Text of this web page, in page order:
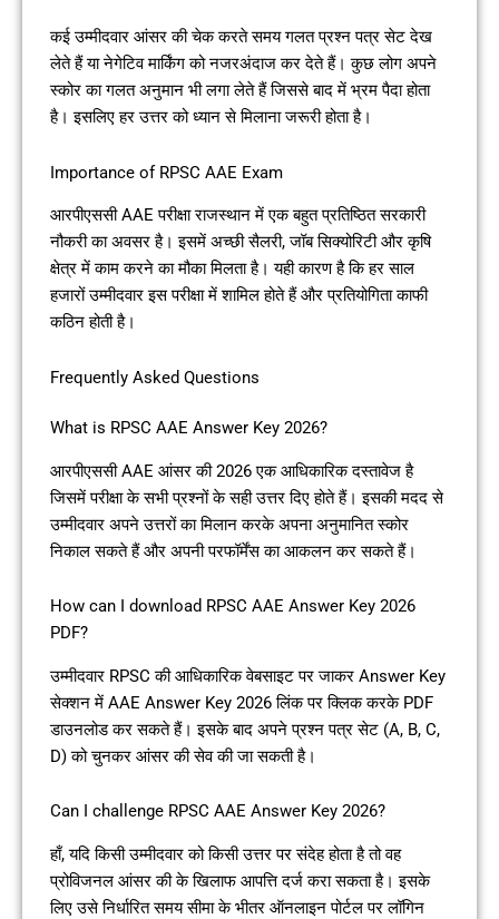
कई उम्मीदवार आंसर की चेक करते समय गलत प्रश्न पत्र सेट देख
लेते हैं या नेगेटिव मार्किंग को नजरअंदाज कर देते हैं। कुछ लोग अपने
स्कोर का गलत अनुमान भी लगा लेते हैं जिससे बाद में भ्रम पैदा होता
है। इसलिए हर उत्तर को ध्यान से मिलाना जरूरी होता है।
Importance of RPSC AAE Exam
आरपीएससी AAE परीक्षा राजस्थान में एक बहुत प्रतिष्ठित सरकारी
नौकरी का अवसर है। इसमें अच्छी सैलरी, जॉब सिक्योरिटी और कृषि
क्षेत्र में काम करने का मौका मिलता है। यही कारण है कि हर साल
हजारों उम्मीदवार इस परीक्षा में शामिल होते हैं और प्रतियोगिता काफी
कठिन होती है।
Frequently Asked Questions
What is RPSC AAE Answer Key 2026?
आरपीएससी AAE आंसर की 2026 एक आधिकारिक दस्तावेज है
जिसमें परीक्षा के सभी प्रश्नों के सही उत्तर दिए होते हैं। इसकी मदद से
उम्मीदवार अपने उत्तरों का मिलान करके अपना अनुमानित स्कोर
निकाल सकते हैं और अपनी परफॉर्मेंस का आकलन कर सकते हैं।
How can I download RPSC AAE Answer Key 2026
PDF?
उम्मीदवार RPSC की आधिकारिक वेबसाइट पर जाकर Answer Key
सेक्शन में AAE Answer Key 2026 लिंक पर क्लिक करके PDF
डाउनलोड कर सकते हैं। इसके बाद अपने प्रश्न पत्र सेट (A, B, C,
D) को चुनकर आंसर की सेव की जा सकती है।
Can I challenge RPSC AAE Answer Key 2026?
हाँ, यदि किसी उम्मीदवार को किसी उत्तर पर संदेह होता है तो वह
प्रोविजनल आंसर की के खिलाफ आपत्ति दर्ज करा सकता है। इसके
लिए उसे निर्धारित समय सीमा के भीतर ऑनलाइन पोर्टल पर लॉगिन